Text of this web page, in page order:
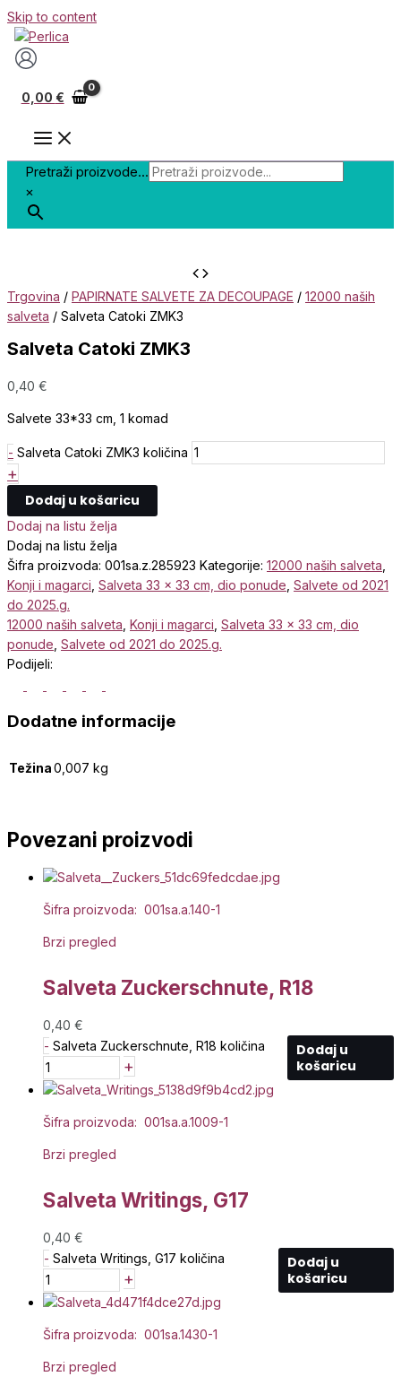
Skip to content
0,00 €
Pretraži proizvode...
×
Trgovina / PAPIRNATE SALVETE ZA DECOUPAGE / 12000 naših
salveta / Salveta Catoki ZMK3
Salveta Catoki ZMK3
0,40 €
Salvete 33*33 cm, 1 komad
- Salveta Catoki ZMK3 količina
+
Dodaj u košaricu
Dodaj na listu želja
Dodaj na listu želja
Šifra proizvoda: 001sa.z.285923 Kategorije: 12000 naših salveta
Konji i magarci Salveta 33 x 33 cm, dio ponude Salvete od 2021
do 2025.g.
12000 naših salveta Konji i magarci Salveta 33 x 33 cm, dio
ponude Salvete od 2021 do 2025.g.
Podijeli:
Dodatne informacije
Težina0,007 kg
Povezani proizvodi
Šifra proizvoda: 001sa.a.140-1
Brzi pregled
Salveta Zuckerschnute, R18
0,40 €
- Salveta Zuckerschnute, R18 količina
+
Dodaj u
košaricu
Šifra proizvoda: 001sa.a.1009-1
Brzi pregled
Salveta Writings, G17
0,40 €
- Salveta Writings, G17 količina
+
Dodaj u
košaricu
Šifra proizvoda: 001sa.1430-1
Brzi pregled